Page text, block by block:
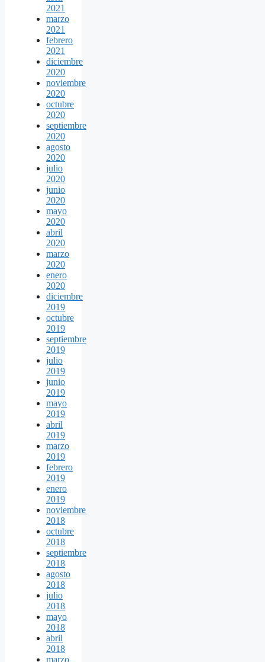
2021
marzo
2021
febrero
2021
diciembre
2020
noviembre
2020
octubre
2020
septiembre
2020
agosto
2020
julio
2020
junio
2020
mayo
2020
abril
2020
marzo
2020
enero
2020
diciembre
2019
octubre
2019
septiembre
2019
julio
2019
junio
2019
mayo
2019
abril
2019
marzo
2019
febrero
2019
enero
2019
noviembre
2018
octubre
2018
septiembre
2018
agosto
2018
julio
2018
mayo
2018
abril
2018
marzo